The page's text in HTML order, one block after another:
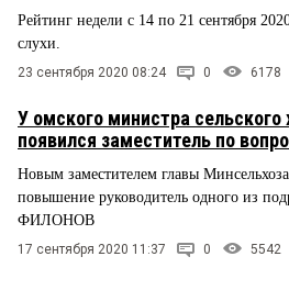
Рейтинг недели с 14 по 21 сентября
слухи.
23 сентября 2020 08:24 0 6178
У омского министра
появился заместитель по
Новым заместителем главы
повышение руководитель одного из
ФИЛОНОВ
17 сентября 2020 11:37 0 5542